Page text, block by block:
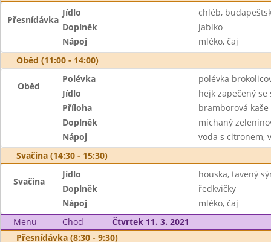
Přesnídávka
Jídlo
chléb,
Doplněk
jablko
Nápoj
mléko, čaj
Oběd (11:00 - 14:00)
Oběd
Polévka
polévka
Jídlo
hejk zapečený se
Příloha
bramborová kaše
Doplněk
míchaný
Nápoj
voda s citronem,
Svačina (14:30 - 15:30)
Svačina
Jídlo
houska, tavený
Doplněk
ředkvičky
Nápoj
mléko, čaj
Menu
Chod
Čtvrtek 11. 3. 2021
Přesnídávka (8:30 - 9:30)